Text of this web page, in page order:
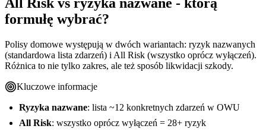
formułę wybrać?
Polisy domowe występują w dwóch wariantach: ryzyk nazwanych
(standardowa lista zdarzeń) i All Risk (wszystko oprócz wyłączeń).
Różnica to nie tylko zakres, ale też sposób likwidacji szkody.
Kluczowe informacje
Ryzyka nazwane: lista ~12 konkretnych zdarzeń w OWU
All Risk: wszystko oprócz wyłączeń = 28+ ryzyk